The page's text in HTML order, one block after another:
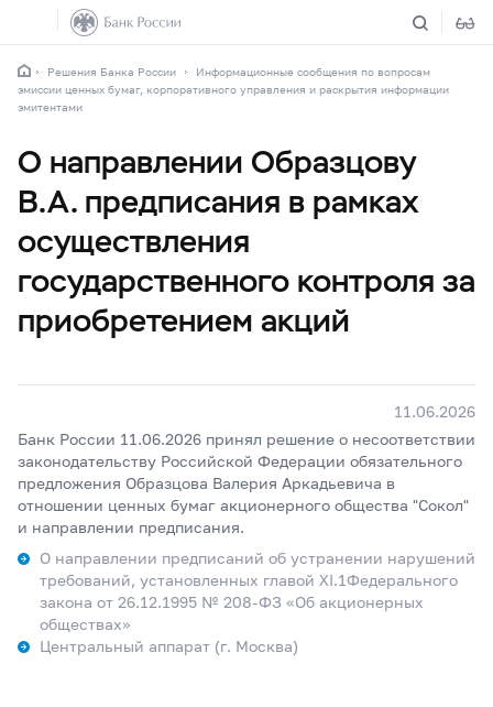
Решения Банка России
Информационные сообщения по вопросам
эмиссии ценных бумаг, корпоративного управления и раскрытия информации
эмитентами
О направлении Образцову
В.А. предписания в рамках
осуществления
государственного контроля за
приобретением акций
11.06.2026
Банк России 11.06.2026 принял решение о несоответствии
законодательству Российской Федерации обязательного
предложения Образцова Валерия Аркадьевича в
отношении ценных бумаг акционерного общества "Сокол"
и направлении предписания.
О направлении предписаний об устранении нарушений
требований, установленных главой XI.1Федерального
закона от 26.12.1995 № 208-ФЗ «Об акционерных
обществах»
Центральный аппарат (г. Москва)